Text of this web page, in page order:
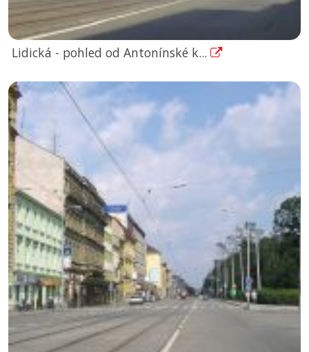
Lidická - pohled od Antonínské k...